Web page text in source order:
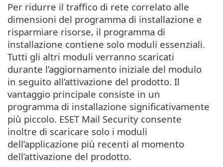
Per ridurre il traffico di rete correlato alle
dimensioni del programma di installazione e
risparmiare risorse, il programma di
installazione contiene solo moduli essenziali.
Tutti gli altri moduli verranno scaricati
durante l’aggiornamento iniziale del modulo
in seguito all’attivazione del prodotto. Il
vantaggio principale consiste in un
programma di installazione significativamente
più piccolo. ESET Mail Security consente
inoltre di scaricare solo i moduli
dell’applicazione più recenti al momento
dell’attivazione del prodotto.